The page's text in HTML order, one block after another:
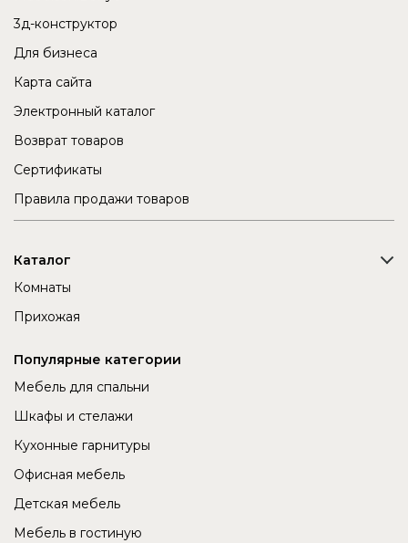
3д-конструктор
Для бизнеса
Карта сайта
Электронный каталог
Возврат товаров
Сертификаты
Правила продажи товаров
Каталог
Комнаты
Прихожая
Популярные категории
Мебель для спальни
Шкафы и стелажи
Кухонные гарнитуры
Офисная мебель
Детская мебель
Мебель в гостиную